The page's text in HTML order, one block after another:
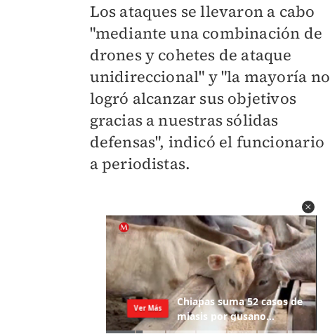
Los ataques se llevaron a cabo
"mediante una combinación de
drones y cohetes de ataque
unidireccional" y "la mayoría no
logró alcanzar sus objetivos
gracias a nuestras sólidas
defensas", indicó el funcionario
a periodistas.